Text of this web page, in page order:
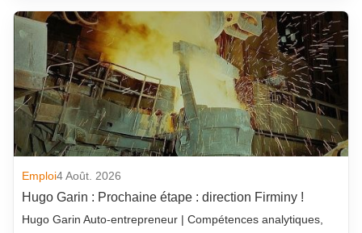
Emploi4 Août. 2026
Hugo Garin : Prochaine étape : direction Firminy !
Hugo Garin Auto-entrepreneur | Compétences analytiques,